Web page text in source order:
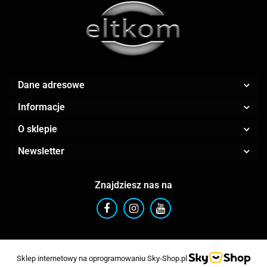
Dane adresowe
Informacje
O sklepie
Newsletter
Znajdziesz nas na
Sklep internetowy na oprogramowaniu Sky-Shop.pl